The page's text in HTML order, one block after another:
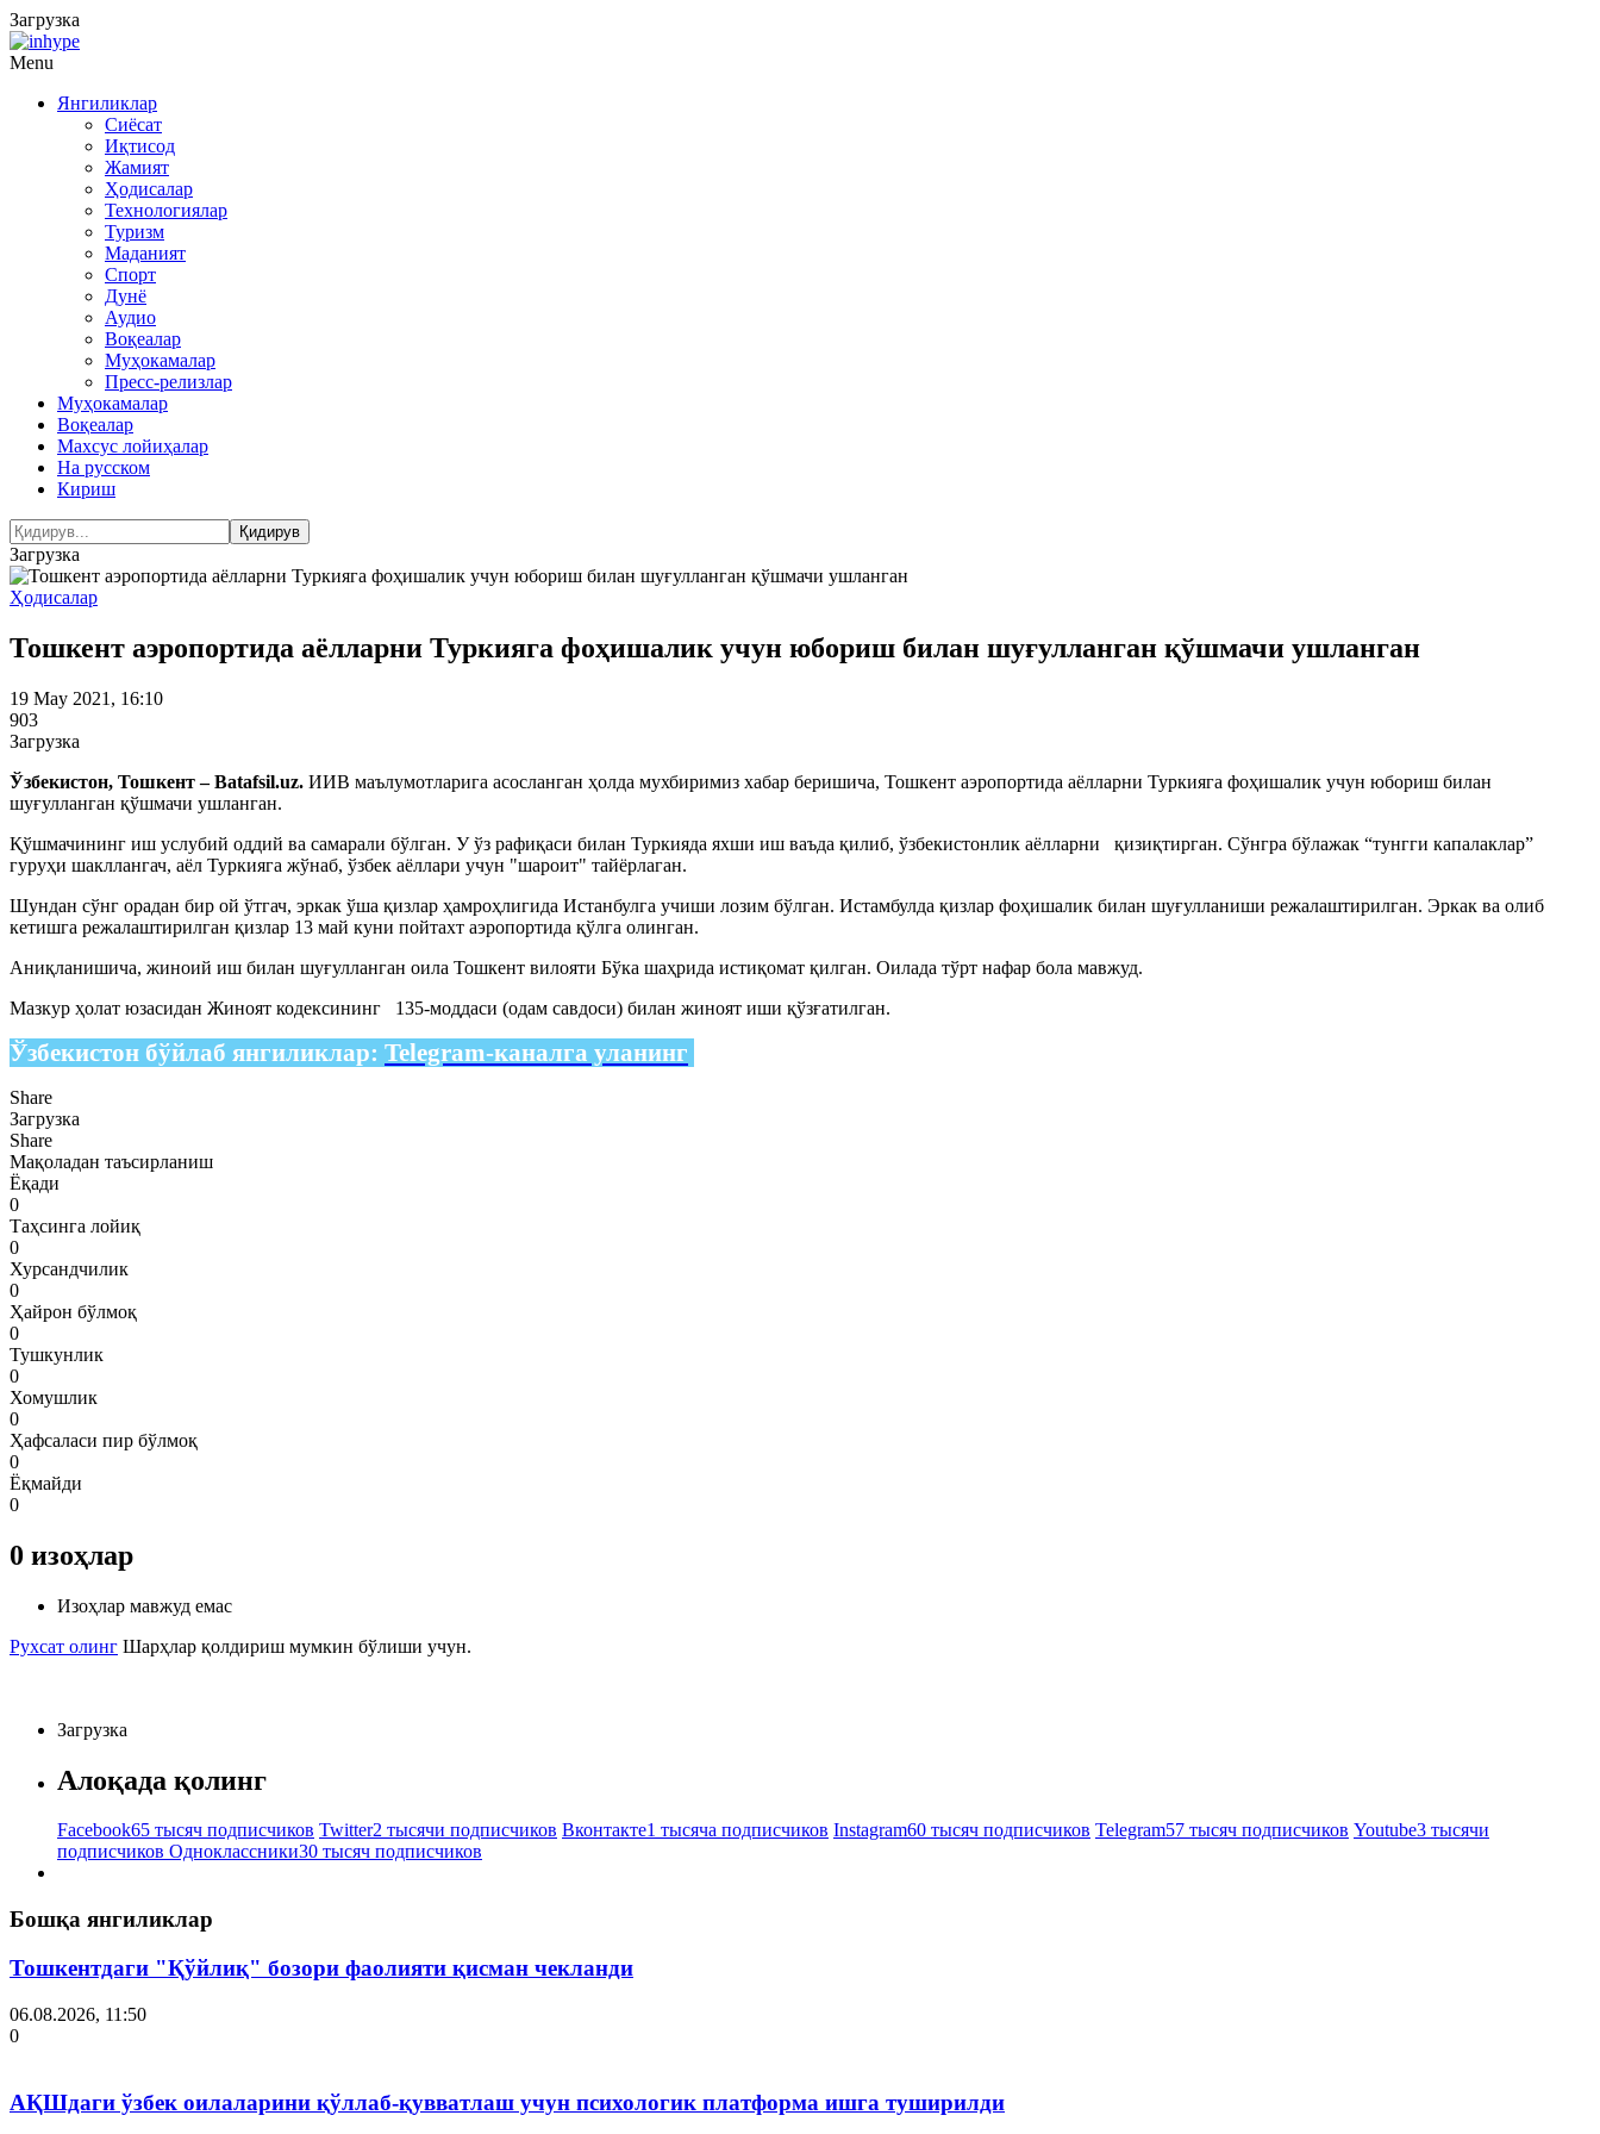
Загрузка
Menu
Янгиликлар
Сиёсат
Иқтисод
Жамият
Ҳодисалар
Технологиялар
Туризм
Маданият
Спорт
Дунё
Аудио
Воқеалар
Муҳокамалар
Пресс-релизлар
Муҳокамалар
Воқеалар
Махсус лойиҳалар
На русском
Кириш
Загрузка
Ҳодисалар
Тошкент аэропортида аёлларни Туркияга фоҳишалик учун юбориш билан шуғулланган қўшмачи ушланган
19 May 2021, 16:10
903
Загрузка
Ўзбекистон, Тошкент – Batafsil.uz. ИИВ маълумотларига асосланган ҳолда мухбиримиз хабар беришича, Тошкент аэропортида аёлларни Туркияга фоҳишалик учун юбориш билан
шуғулланган қўшмачи ушланган.
Қўшмачининг иш услубий оддий ва самарали бўлган. У ўз рафиқаси билан Туркияда яхши иш ваъда қилиб, ўзбекистонлик аёлларни қизиқтирган. Сўнгра бўлажак “тунгги капалаклар”
гуруҳи шакллангач, аёл Туркияга жўнаб, ўзбек аёллари учун "шароит" тайёрлаган.
Шундан сўнг орадан бир ой ўтгач, эркак ўша қизлар ҳамроҳлигида Истанбулга учиши лозим бўлган. Истамбулда қизлар фоҳишалик билан шуғулланиши режалаштирилган. Эркак ва олиб
кетишга режалаштирилган қизлар 13 май куни пойтахт аэропортида қўлга олинган.
Аниқланишича, жиноий иш билан шуғулланган оила Тошкент вилояти Бўка шаҳрида истиқомат қилган. Оилада тўрт нафар бола мавжуд.
Мазкур ҳолат юзасидан Жиноят кодексининг 135-моддаси (одам савдоси) билан жиноят иши қўзғатилган.
Ўзбекистон бўйлаб янгиликлар: Telegram-каналга уланинг
Share
Загрузка
Share
Мақоладан таъсирланиш
Ёқади
0
Таҳсинга лойиқ
0
Хурсандчилик
0
Ҳайрон бўлмоқ
0
Тушкунлик
0
Хомушлик
0
Ҳафсаласи пир бўлмоқ
0
Ёқмайди
0
0 изоҳлар
Изоҳлар мавжуд емас
Рухсат олинг Шарҳлар қолдириш мумкин бўлиши учун.
Загрузка
Алоқада қолинг
Facebook65 тысяч подписчиков Twitter2 тысячи подписчиков Вконтакте1 тысяча подписчиков Instagram60 тысяч подписчиков Telegram57 тысяч подписчиков Youtube3 тысячи
подписчиков Одноклассники30 тысяч подписчиков
Бошқа янгиликлар
Тошкентдаги "Қўйлиқ" бозори фаолияти қисман чекланди
06.08.2026, 11:50
0
АҚШдаги ўзбек оилаларини қўллаб-қувватлаш учун психологик платформа ишга туширилди